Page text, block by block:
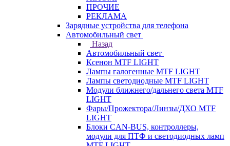
ПРОЧИЕ
РЕКЛАМА
Зарядные устройства для телефона
Автомобильный свет
Назад
Автомобильный свет
Ксенон MTF LIGHT
Лампы галогенные MTF LIGHT
Лампы светодиодные MTF LIGHT
Модули ближнего/дальнего света MTF
LIGHT
Фары/Прожектора/Линзы/ДХО MTF
LIGHT
Блоки CAN-BUS, контроллеры,
модули для ПТФ и светодиодных ламп